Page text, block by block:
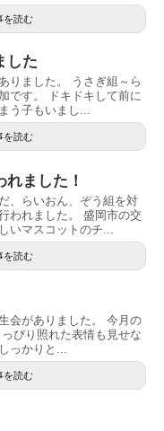
を読む
した
りました。 うさぎ組～ら
です。 ドキドキして前に
う子もいまし...
を読む
ました！
、らいおん、ぞう組を対
われました。 盛岡市の交
いマスコットのチ...
を読む
会がありました。 今月の
ぴり照れた表情も見せな
っかりと...
を読む